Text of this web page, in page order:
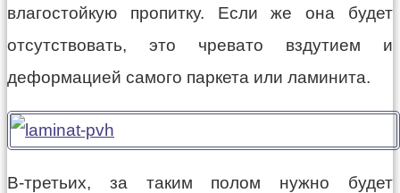
влагостойкую пропитку. Если же она будет
отсутствовать, это чревато вздутием и
деформацией самого паркета или ламинита.
В-третьих, за таким полом нужно будет